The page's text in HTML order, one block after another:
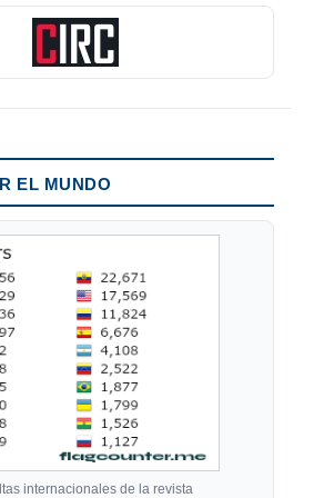
EL MUNDO
internacionales de la revista